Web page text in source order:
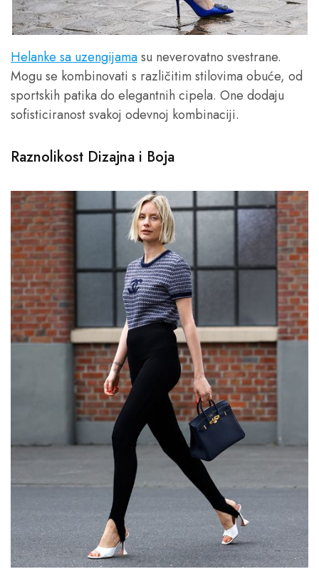
Helanke sa uzengijamasu neverovatno svestrane.
Mogu se kombinovati s različitim stilovima obuće, od
sportskih patika do elegantnih cipela. One dodaju
sofisticiranost svakoj odevnoj kombinaciji.
Raznolikost Dizajna i Boja